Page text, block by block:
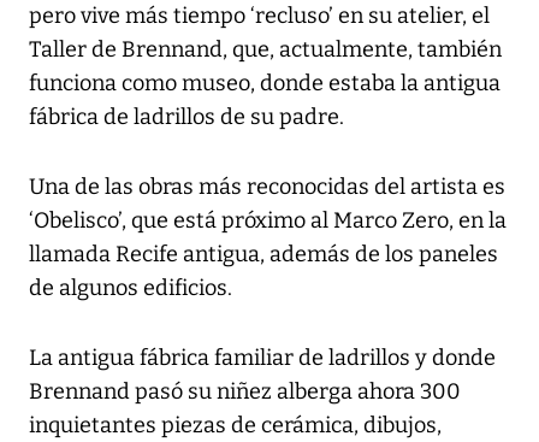
pero vive más tiempo ‘recluso’ en su atelier, el
Taller de Brennand, que, actualmente, también
funciona como museo, donde estaba la antigua
fábrica de ladrillos de su padre.
Una de las obras más reconocidas del artista es
‘Obelisco’, que está próximo al Marco Zero, en la
llamada Recife antigua, además de los paneles
de algunos edificios.
La antigua fábrica familiar de ladrillos y donde
Brennand pasó su niñez alberga ahora 300
inquietantes piezas de cerámica, dibujos,